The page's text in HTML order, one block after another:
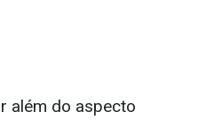
além do aspecto